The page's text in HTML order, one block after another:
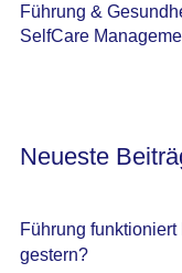
Führung &
SelfCare
Neueste
Führung
gestern?